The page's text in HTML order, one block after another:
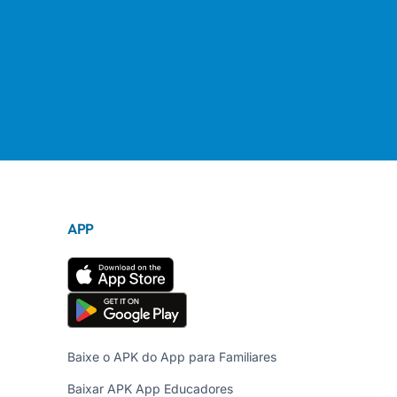
APP
Baixe o APK do App para Familiares
Baixar APK App Educadores